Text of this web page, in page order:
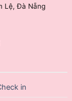
Lệ, Đà Nẵng
in